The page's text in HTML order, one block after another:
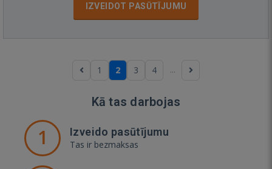
IZVEIDOT PASŪTĪJUMU
1 2 3 4 ...
Kā tas darbojas
1 Izveido pasūtījumu
Tas ir bezmaksas